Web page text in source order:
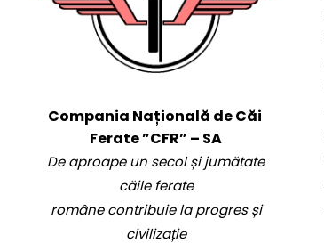
Compania Națională de Căi
Ferate ”CFR” – SA
De aproape un secol și jumătate
căile ferate
române contribuie la progres și
civilizație